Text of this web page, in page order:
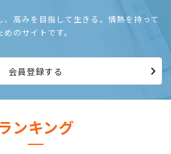
高みを目指して生きる。情熱を持って
のサイトです。
会員登録する
ンキング